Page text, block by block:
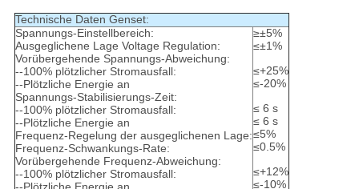
Technische Daten Genset:
Spannungs-Einstellbereich:
Ausgeglichene Lage Voltage Regulation:
Vorübergehende Spannungs-Abweichung:
--100% plötzlicher Stromausfall:
--Plötzliche Energie an
Spannungs-Stabilisierungs-Zeit:
--100% plötzlicher Stromausfall:
--Plötzliche Energie an
Frequenz-Regelung der ausgeglichenen Lage:
Frequenz-Schwankungs-Rate:
Vorübergehende Frequenz-Abweichung:
--100% plötzlicher Stromausfall:
≥±5%
≤±1%
≤+25%
≤-20%
≤ 6 s
≤ 6 s
≤5%
≤0.5%
≤+12%
≤-10%